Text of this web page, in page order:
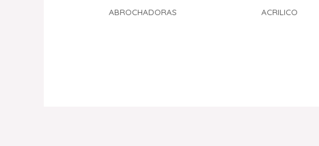
ABROCHADORAS ACRILICO